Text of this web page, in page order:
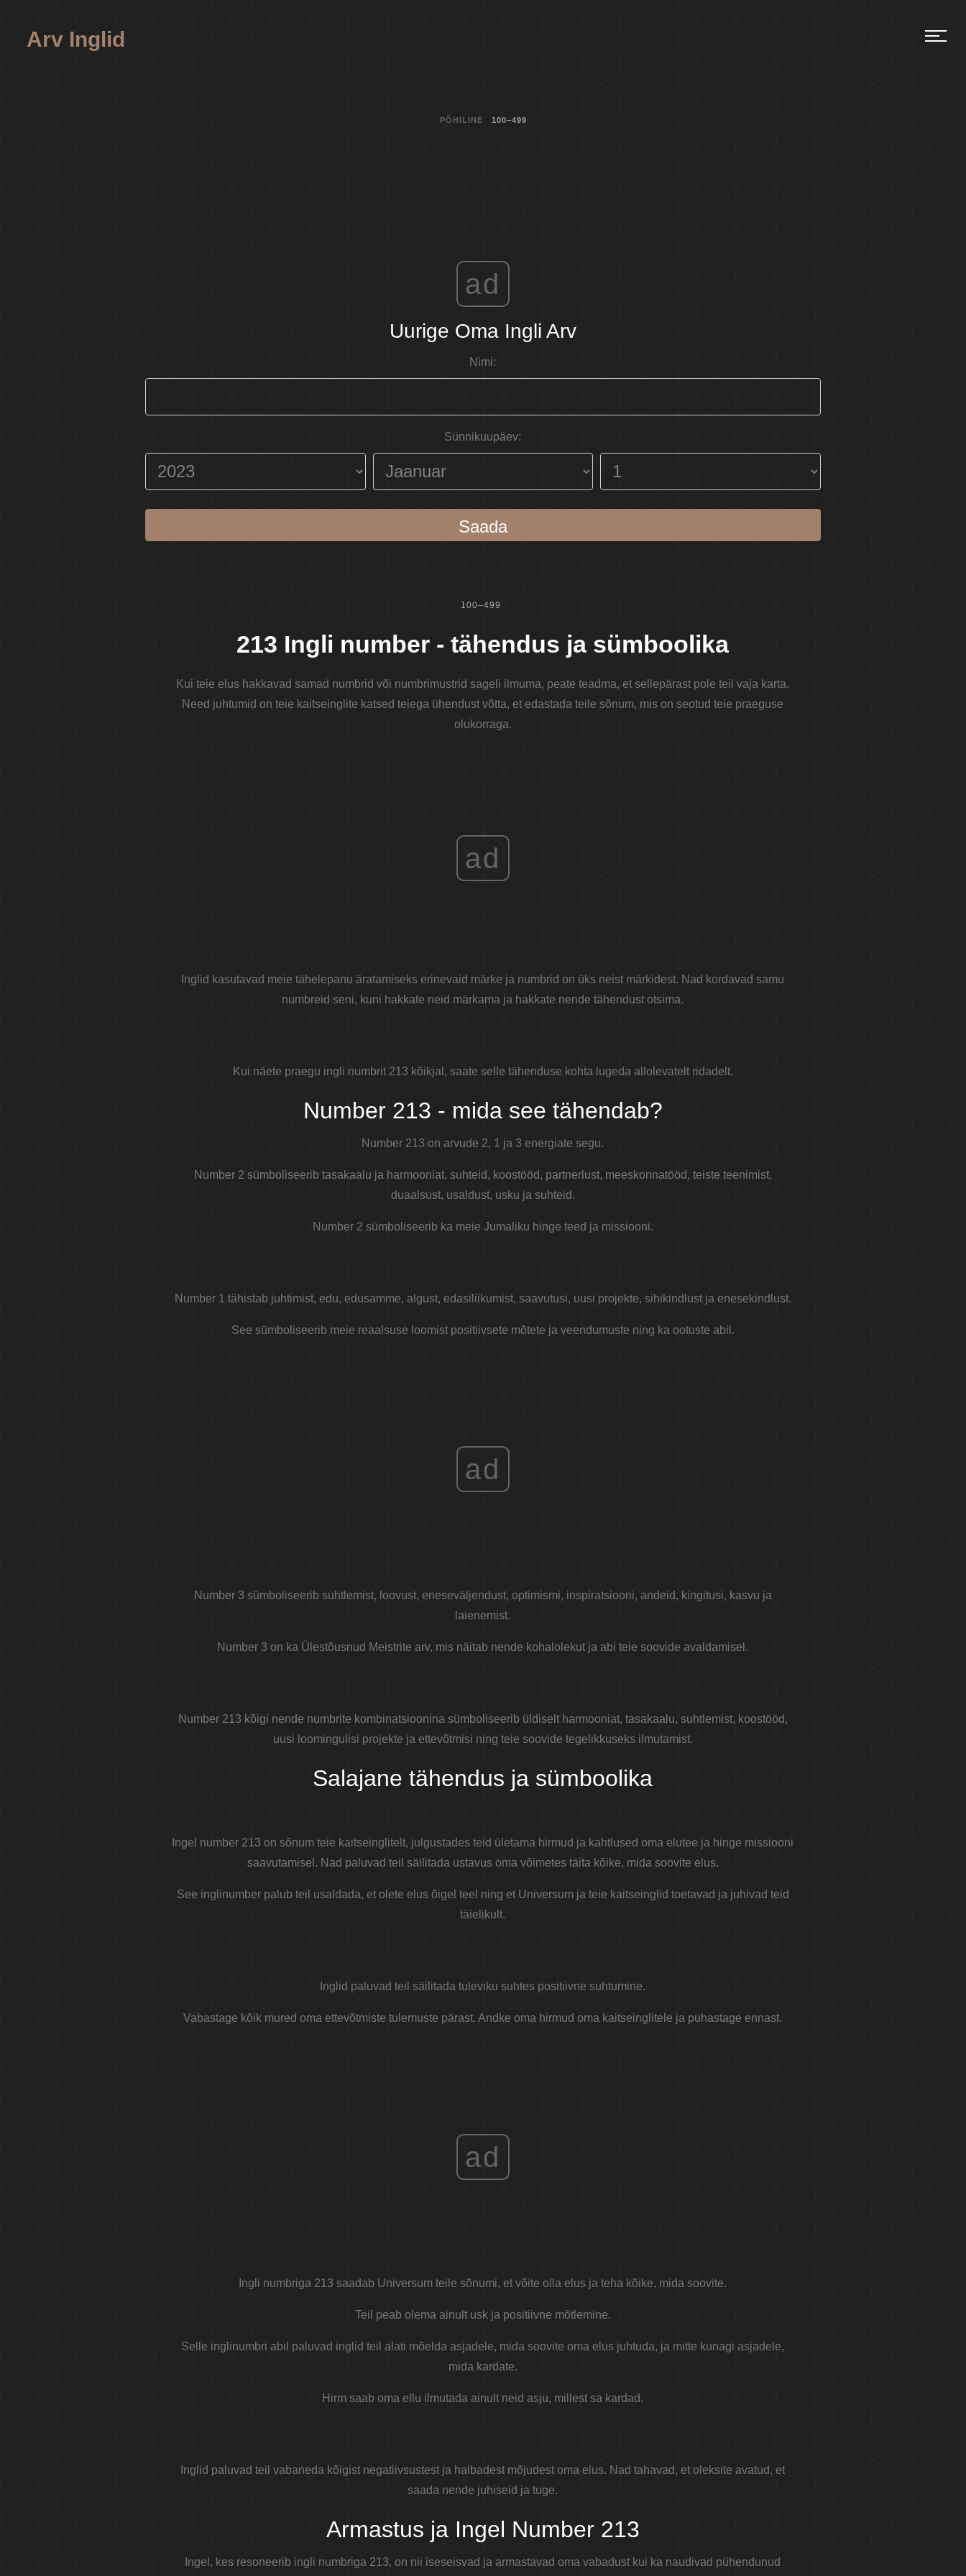
Arv Inglid
PÕHILINE 100–499
ad
Uurige Oma Ingli Arv
Nimi:
Sünnikuupäev:
Saada
100–499
213 Ingli number - tähendus ja sümboolika
Kui teie elus hakkavad samad numbrid või numbrimustrid sageli ilmuma, peate teadma, et sellepärast pole teil vaja karta.
Need juhtumid on teie kaitseinglite katsed teiega ühendust võtta, et edastada teile sõnum, mis on seotud teie praeguse
olukorraga.
ad
Inglid kasutavad meie tähelepanu äratamiseks erinevaid märke ja numbrid on üks neist märkidest. Nad kordavad samu
numbreid seni, kuni hakkate neid märkama ja hakkate nende tähendust otsima.
Kui näete praegu ingli numbrit 213 kõikjal, saate selle tähenduse kohta lugeda allolevatelt ridadelt.
Number 213 - mida see tähendab?
Number 213 on arvude 2, 1 ja 3 energiate segu.
Number 2 sümboliseerib tasakaalu ja harmooniat, suhteid, koostööd, partnerlust, meeskonnatööd, teiste teenimist,
duaalsust, usaldust, usku ja suhteid.
Number 2 sümboliseerib ka meie Jumaliku hinge teed ja missiooni.
Number 1 tähistab juhtimist, edu, edusamme, algust, edasiliikumist, saavutusi, uusi projekte, sihikindlust ja enesekindlust.
See sümboliseerib meie reaalsuse loomist positiivsete mõtete ja veendumuste ning ka ootuste abil.
ad
Number 3 sümboliseerib suhtlemist, loovust, eneseväljendust, optimismi, inspiratsiooni, andeid, kingitusi, kasvu ja
laienemist.
Number 3 on ka Ülestõusnud Meistrite arv, mis näitab nende kohalolekut ja abi teie soovide avaldamisel.
Number 213 kõigi nende numbrite kombinatsioonina sümboliseerib üldiselt harmooniat, tasakaalu, suhtlemist, koostööd,
uusi loomingulisi projekte ja ettevõtmisi ning teie soovide tegelikkuseks ilmutamist.
Salajane tähendus ja sümboolika
Ingel number 213 on sõnum teie kaitseinglitelt, julgustades teid ületama hirmud ja kahtlused oma elutee ja hinge missiooni
saavutamisel. Nad paluvad teil säilitada ustavus oma võimetes täita kõike, mida soovite elus.
See inglinumber palub teil usaldada, et olete elus õigel teel ning et Universum ja teie kaitseinglid toetavad ja juhivad teid
täielikult.
Inglid paluvad teil säilitada tuleviku suhtes positiivne suhtumine.
Vabastage kõik mured oma ettevõtmiste tulemuste pärast. Andke oma hirmud oma kaitseinglitele ja puhastage ennast.
ad
Ingli numbriga 213 saadab Universum teile sõnumi, et võite olla elus ja teha kõike, mida soovite.
Teil peab olema ainult usk ja positiivne mõtlemine.
Selle inglinumbri abil paluvad inglid teil alati mõelda asjadele, mida soovite oma elus juhtuda, ja mitte kunagi asjadele,
mida kardate.
Hirm saab oma ellu ilmutada ainult neid asju, millest sa kardad.
Inglid paluvad teil vabaneda kõigist negatiivsustest ja halbadest mõjudest oma elus. Nad tahavad, et oleksite avatud, et
saada nende juhiseid ja tuge.
Armastus ja Ingel Number 213
Ingel, kes resoneerib ingli numbriga 213, on nii iseseisvad ja armastavad oma vabadust kui ka naudivad pühendunud